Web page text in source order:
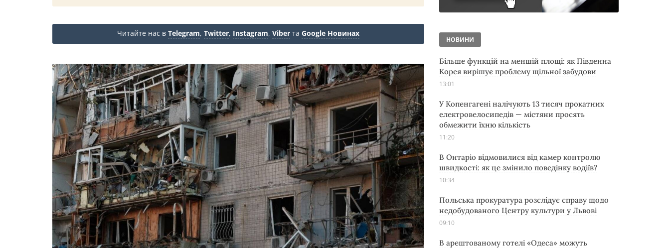
Читайте нас в Telegram, Twitter, Instagram, Viber та Google Новинах
НОВИНИ
Більше функцій на меншій площі: як Південна
Корея вирішує проблему щільної забудови
13:01
У Копенгагені налічують 13 тисяч прокатних
електровелосипедів — містяни просять
обмежити їхню кількість
11:20
В Онтаріо відмовилися від камер контролю
швидкості: як це змінило поведінку водіїв?
10:34
Польська прокуратура розслідує справу щодо
недобудованого Центру культури у Львові
09:10
В арештованому готелі «Одеса» можуть